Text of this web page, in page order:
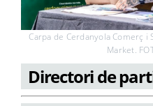
Carpa de Cerdanyola Comerç
Market.
Directori de